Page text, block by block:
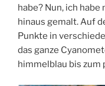
habe? Nun, ich
hinaus gemalt. Auf
Punkte in
das ganze
himmelblau bis